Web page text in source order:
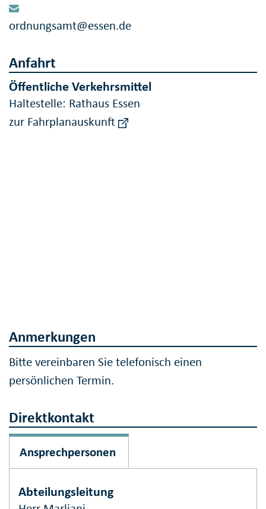
ordnungsamt@essen.de
Anfahrt
Öffentliche Verkehrsmittel
Haltestelle: Rathaus Essen
zur Fahrplanauskunft
Anmerkungen
Bitte vereinbaren Sie telefonisch einen
persönlichen Termin.
Direktkontakt
Ansprechpersonen
Abteilungsleitung